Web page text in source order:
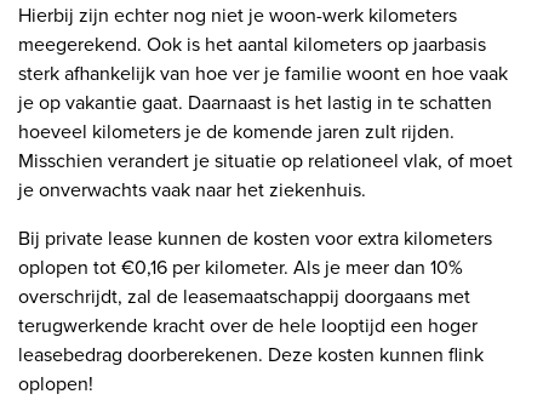
Hierbij zijn echter nog niet je woon-werk kilometers
meegerekend. Ook is het aantal kilometers op jaarbasis
sterk afhankelijk van hoe ver je familie woont en hoe vaak
je op vakantie gaat. Daarnaast is het lastig in te schatten
hoeveel kilometers je de komende jaren zult rijden.
Misschien verandert je situatie op relationeel vlak, of moet
je onverwachts vaak naar het ziekenhuis.
Bij private lease kunnen de kosten voor extra kilometers
oplopen tot €0,16 per kilometer. Als je meer dan 10%
overschrijdt, zal de leasemaatschappij doorgaans met
terugwerkende kracht over de hele looptijd een hoger
leasebedrag doorberekenen. Deze kosten kunnen flink
oplopen!